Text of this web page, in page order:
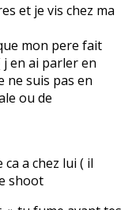
et je vis chez ma
mon pere fait
en ai parler en
ne suis pas en
ou de
a chez lui ( il
shoot